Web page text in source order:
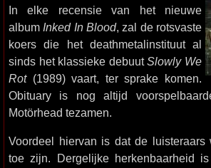
In elke recensie van het nieuwe
album Inked In Blood, zal de rotsvaste
koers die het deathmetalinstituut al
sinds het klassieke debuutSlowly We
Rot(1989) vaart, ter sprake komen.
Obituary is nog altijd
Motörhead tezamen.
Voordeel hiervan is dat de luisteraars
toe zijn. Dergelijke herkenbaarheid